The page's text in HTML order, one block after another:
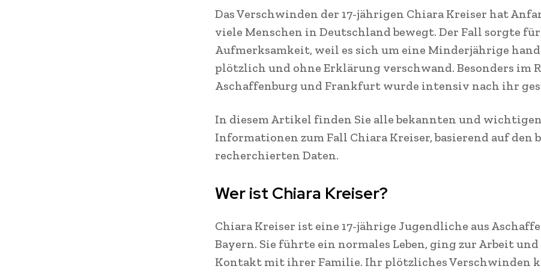
Das Verschwinden der 17-jährigen Chiara Kreiser hat
viele Menschen in Deutschland bewegt. Der Fall sorgte
Aufmerksamkeit, weil es sich um eine Minderjährige
plötzlich und ohne Erklärung verschwand. Besonders im
Aschaffenburg und Frankfurt wurde intensiv nach ihr
In diesem Artikel finden Sie alle bekannten und wichtigen
Informationen zum Fall Chiara Kreiser, basierend auf den
recherchierten Daten.
Wer ist Chiara Kreiser?
Chiara Kreiser ist eine 17-jährige Jugendliche aus
Bayern. Sie führte ein normales Leben, ging zur Arbeit
Kontakt mit ihrer Familie. Ihr plötzliches Verschwinden